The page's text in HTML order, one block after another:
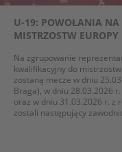
U-19: POWOŁANIA NA
MISTRZOSTW EUROPY
Na zgrupowanie
kwalifikacyjny do
zostaną mecze w dniu
Braga), w dniu 28.03.2026
oraz w dniu 31.03.2026 r. z
zostali następujący